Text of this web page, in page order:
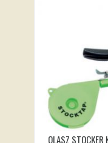
OLASZ STOCKER